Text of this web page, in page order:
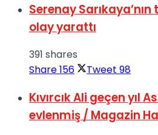
Serenay
olay yarattı
391 shares
Share156 Tweet 98
Kıvırcık Ali geçen yıl
evlenmiş / Magazin